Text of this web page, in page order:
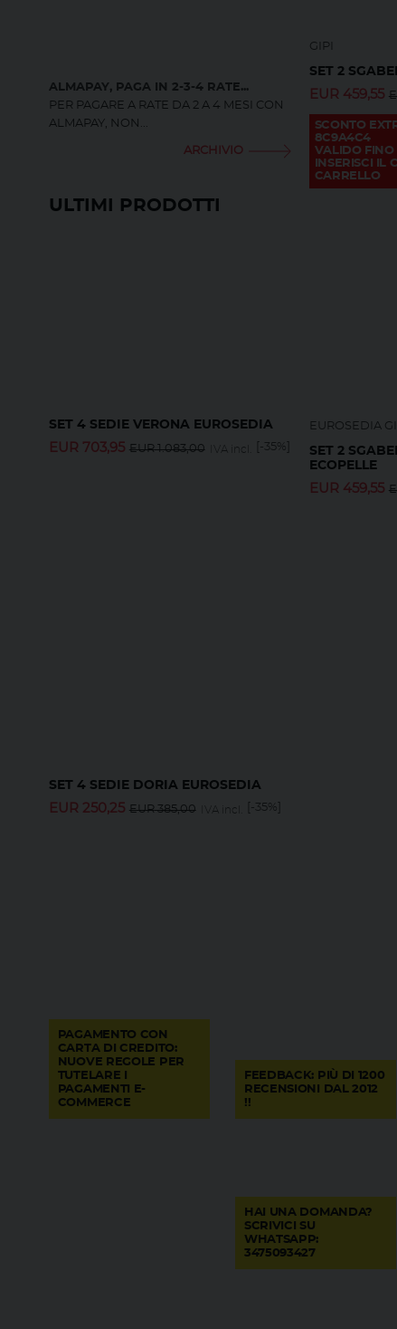
ALMAPAY, PAGA IN 2-3-4 RATE...
PER PAGARE A RATE DA 2 A 4 MESI CON
ALMAPAY, NON...
ARCHIVIO
ULTIMI PRODOTTI
SET 4 SEDIE VERONA EUROSEDIA
EUR 703,95 EUR1.083,00 IVA incl. [-35%]
SET 4 SEDIE DORIA EUROSEDIA
EUR 250,25 EUR385,00 IVA incl. [-35%]
GIPI
SET 2
EUR 459,55
SCONTO
8C9A4C4
VALIDO
INSERISCI IL
CARRELLO
EUROSEDIA
SET 2
ECOPELLE
EUR 459,55
PAGAMENTO CON
CARTA DI CREDITO:
NUOVE REGOLE PER
TUTELARE I
PAGAMENTI E-
COMMERCE
FEEDBACK: PIÙ DI 1200
RECENSIONI DAL 2012
!!
HAI UNA DOMANDA?
SCRIVICI SU
WHATSAPP:
3475093427